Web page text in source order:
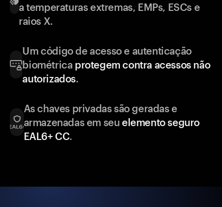
a temperaturas extremas, EMPs, ESCs e
raios X.
Um código de acesso e autenticação
biométrica protegem contra acessos não
autorizados.
As chaves privadas são geradas e
armazenadas em seu elemento seguro
EAL6+ CC.